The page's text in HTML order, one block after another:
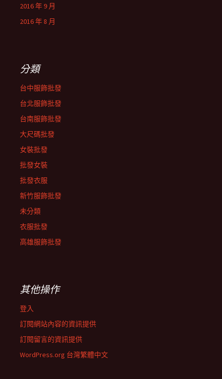
2016 年 9 月
2016 年 8 月
分類
台中服飾批發
台北服飾批發
台南服飾批發
大尺碼批發
女裝批發
批發女裝
批發衣服
新竹服飾批發
未分類
衣服批發
高雄服飾批發
其他操作
登入
訂閱網站內容的資訊提供
訂閱留言的資訊提供
WordPress.org 台灣繁體中文